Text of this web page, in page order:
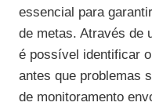
essencial para
de metas. Através de
é possível identificar
antes que problemas
de monitoramento